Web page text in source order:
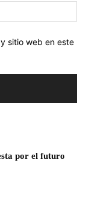
sitio web en este
por el futuro